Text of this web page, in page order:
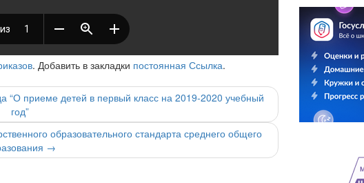
. Добавить в закладки постоянная Ссылка.
“О приеме детей в первый класс на 2019-2020 учебный
год”
образовательного стандарта среднего общего
→